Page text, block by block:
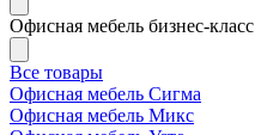
Офисная мебель бизнес-класс
Все товары
Офисная мебель Сигма
Офисная мебель Микс